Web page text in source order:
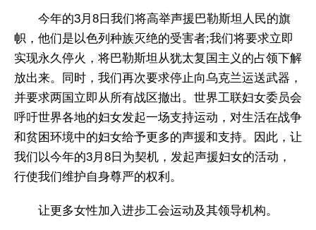
今年的3月8日我们将高举声援巴勒斯坦人民的旗
帜，他们是以色列种族灭绝的受害者;我们将要求立即
实现永久停火，将巴勒斯坦从犹太复国主义的占领下解
放出来。同时，我们再次要求停止向乌克兰运送武器，
并要求两国立即从所有战区撤出。世界工联妇女委员会
呼吁世界各地的妇女发起一场支持运动，对生活在战争
和贫困环境中的妇女给予更多的声援和支持。因此，让
我们以今年的3月8日为契机，发起声援妇女的活动，
行使我们维护自身尊严的权利。
让更多女性加入进步工会运动及其领导机构。